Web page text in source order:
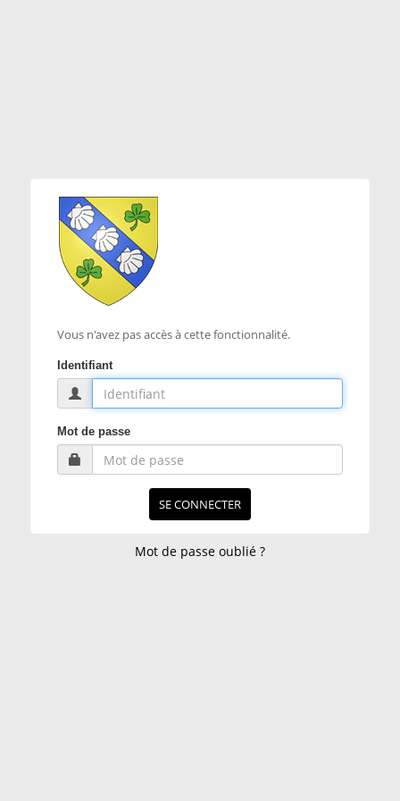
Vous n'avez pas accès à cette fonctionnalité.
Identifiant
Mot de passe
SE CONNECTER
Mot de passe oublié ?